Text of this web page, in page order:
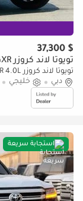
$ 37,300
تويوتا لاند كروزر GXR
تويوتا لاند كروزر GXR 4.0L
دبي
خليجي
استجابة سريعة